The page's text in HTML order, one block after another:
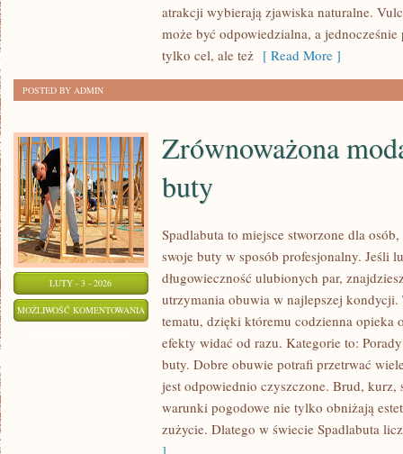
WULKANY
atrakcji wybierają zjawiska naturalne.
może być odpowiedzialna, a
tylko cel, ale też [ Read More ]
POSTED BY ADMIN
LUTY - 3 - 2026
MOŻLIWOŚĆ KOMENTOWANIA ZRÓWNOWAŻONA
EKOLOGICZNE
Zrównoważona
buty
Spadlabuta to miejsce stworzone dla
swoje buty w sposób profesjonalny. Jeśli
długowieczność ulubionych par,
utrzymania obuwia w najlepszej kondycji.
tematu, dzięki któremu codzienna opieka
efekty widać od razu. Kategorie to:
buty. Dobre obuwie potrafi przetrwać
jest odpowiednio czyszczone. Brud,
warunki pogodowe nie tylko obniżają
zużycie. Dlatego w świecie Spadlabuta
]